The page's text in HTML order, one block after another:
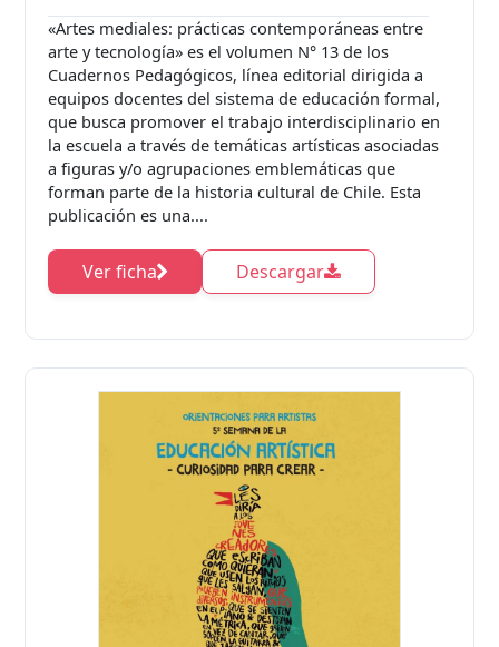
«Artes mediales: prácticas contemporáneas entre
arte y tecnología» es el volumen N° 13 de los
Cuadernos Pedagógicos, línea editorial dirigida a
equipos docentes del sistema de educación formal,
que busca promover el trabajo interdisciplinario en
la escuela a través de temáticas artísticas asociadas
a figuras y/o agrupaciones emblemáticas que
forman parte de la historia cultural de Chile. Esta
publicación es una....
Ver ficha Descargar